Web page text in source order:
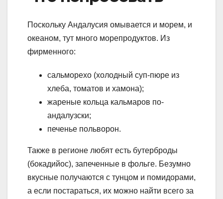
Поскольку Андалусия омывается и морем, и
океаном, тут много морепродуктов. Из
фирменного:
сальморехо (холодный суп-пюре из
хлеба, томатов и хамона);
жареные кольца кальмаров по-
андалузски;
печенье польворон.
Также в регионе любят есть бутерброды
(бокадийос), запеченные в фольге. Безумно
вкусные получаются с тунцом и помидорами,
а если постараться, их можно найти всего за